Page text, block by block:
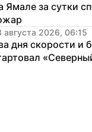
Ямале за сутки
августа 2026, 06:15
дня скорости и